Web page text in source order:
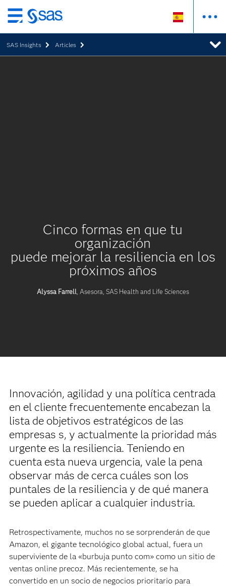
Ir
al
contenido
principal
SAS Insights Articles
Cinco formas en que tu
organización
puede mejorar la resiliencia en los
próximos años
Alyssa Farrell , Asesora, SAS Health and Life Sciences
Innovación, agilidad y una política centrada
en el cliente frecuentemente encabezan la
lista de objetivos estratégicos de las
empresas s, y actualmente la prioridad más
urgente es la resiliencia. Teniendo en
cuenta esta nueva urgencia, vale la pena
observar más de cerca cuáles son los
puntales de la resiliencia y de qué manera
se pueden aplicar a cualquier industria.
Retrospectivamente, muchos no se sorprenderán de que
Amazon, el gigante tecnológico global actual, fuera un
superviviente de la «burbuja punto com» como un sitio de
ventas online precoz. Más recientemente, se ha
convertido en un socio de negocios prioritario para